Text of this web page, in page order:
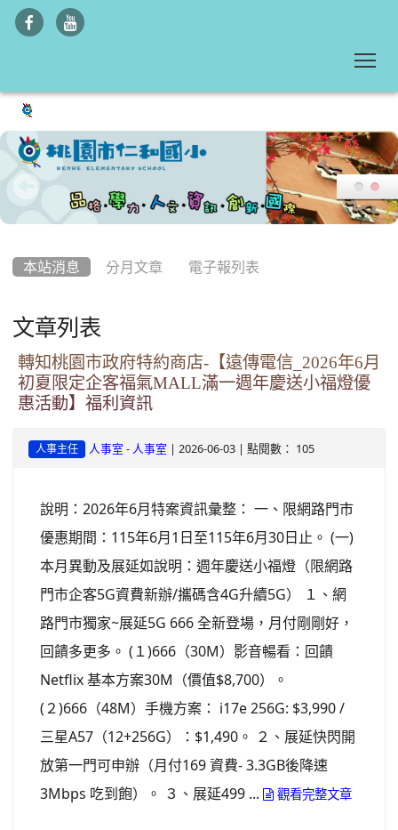
本站消息 分月文章 電子報列表
文章列表
轉知桃園市政府特約商店-【遠傳電信_2026年6月
初夏限定企客福氣MALL滿一週年慶送小福燈優
惠活動】福利資訊
人事主任 人事室 - 人事室 | 2026-06-03 | 點閱數： 105
說明：2026年6月特案資訊彙整： 一、限網路門市
優惠期間：115年6月1日至115年6月30日止。 (一)
本月異動及展延如說明：週年慶送小福燈（限網路
門市企客5G資費新辦/攜碼含4G升續5G） １、網
路門市獨家~展延5G 666 全新登場，月付剛剛好，
回饋多更多。 (１)666（30M）影音暢看：回饋
Netflix 基本方案30M（價值$8,700）。
(２)666（48M）手機方案： i17e 256G: $3,990 /
三星A57（12+256G）：$1,490。 ２、展延快閃開
放第一門可申辦（月付169 資費- 3.3GB後降速
3Mbps 吃到飽）。 ３、展延499 ...
觀看完整文章